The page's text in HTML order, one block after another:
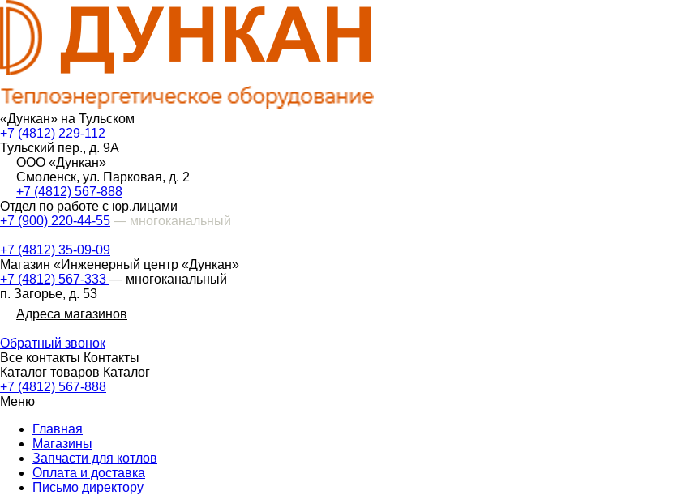
«Дункан» на Тульском
+7 (4812) 229-112
Тульский пер., д. 9А
ООО «Дункан»
Смоленск, ул. Парковая, д. 2
+7 (4812) 567-888
Отдел по работе с юр.лицами
+7 (900) 220-44-55 — многоканальный
+7 (4812) 35-09-09
Магазин «Инженерный центр «Дункан»
+7 (4812) 567-333 — многоканальный
п. Загорье, д. 53
Адреса магазинов
Обратный звонок
Все контакты Контакты
Каталог товаров Каталог
+7 (4812) 567-888
Меню
Главная
Магазины
Запчасти для котлов
Оплата и доставка
Письмо директору